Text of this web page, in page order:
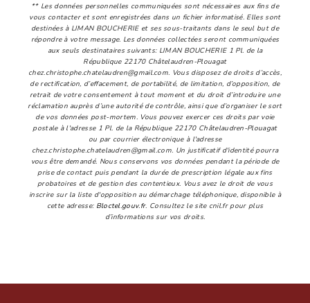
** Les données personnelles communiquées sont nécessaires aux fins de
vous contacter et sont enregistrées dans un fichier informatisé. Elles sont
destinées à LIMAN BOUCHERIE et ses sous-traitants dans le seul but de
répondre à votre message. Les données collectées seront communiquées
aux seuls destinataires suivants: LIMAN BOUCHERIE 1 Pl. de la
République 22170 Châtelaudren-Plouagat
chez.christophe.chatelaudren@gmail.com. Vous disposez de droits d’accès,
de rectification, d’effacement, de portabilité, de limitation, d’opposition, de
retrait de votre consentement à tout moment et du droit d’introduire une
réclamation auprès d’une autorité de contrôle, ainsi que d’organiser le sort
de vos données post-mortem. Vous pouvez exercer ces droits par voie
postale à l'adresse 1 Pl. de la République 22170 Châtelaudren-Plouagat
ou par courrier électronique à l'adresse
chez.christophe.chatelaudren@gmail.com. Un justificatif d'identité pourra
vous être demandé. Nous conservons vos données pendant la période de
prise de contact puis pendant la durée de prescription légale aux fins
probatoires et de gestion des contentieux. Vous avez le droit de vous
inscrire sur la liste d'opposition au démarchage téléphonique, disponible à
cette adresse: Bloctel.gouv.fr. Consultez le site cnil.fr pour plus
d’informations sur vos droits.